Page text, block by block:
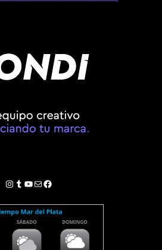
Instagram
Tumblr
YouTube
Correo electrónico
Facebook